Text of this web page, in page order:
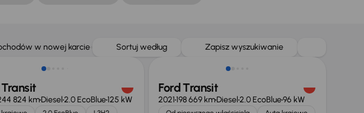
w nowej karcie Sortuj według Zapisz wyszukiwanie
o 1 000 zł
824 kmDiesel2.0 EcoBlue125 kW
Taniej o 1 500 zł
Ford Transit
2021198 669 kmDiesel2.0 EcoBlue96 kW